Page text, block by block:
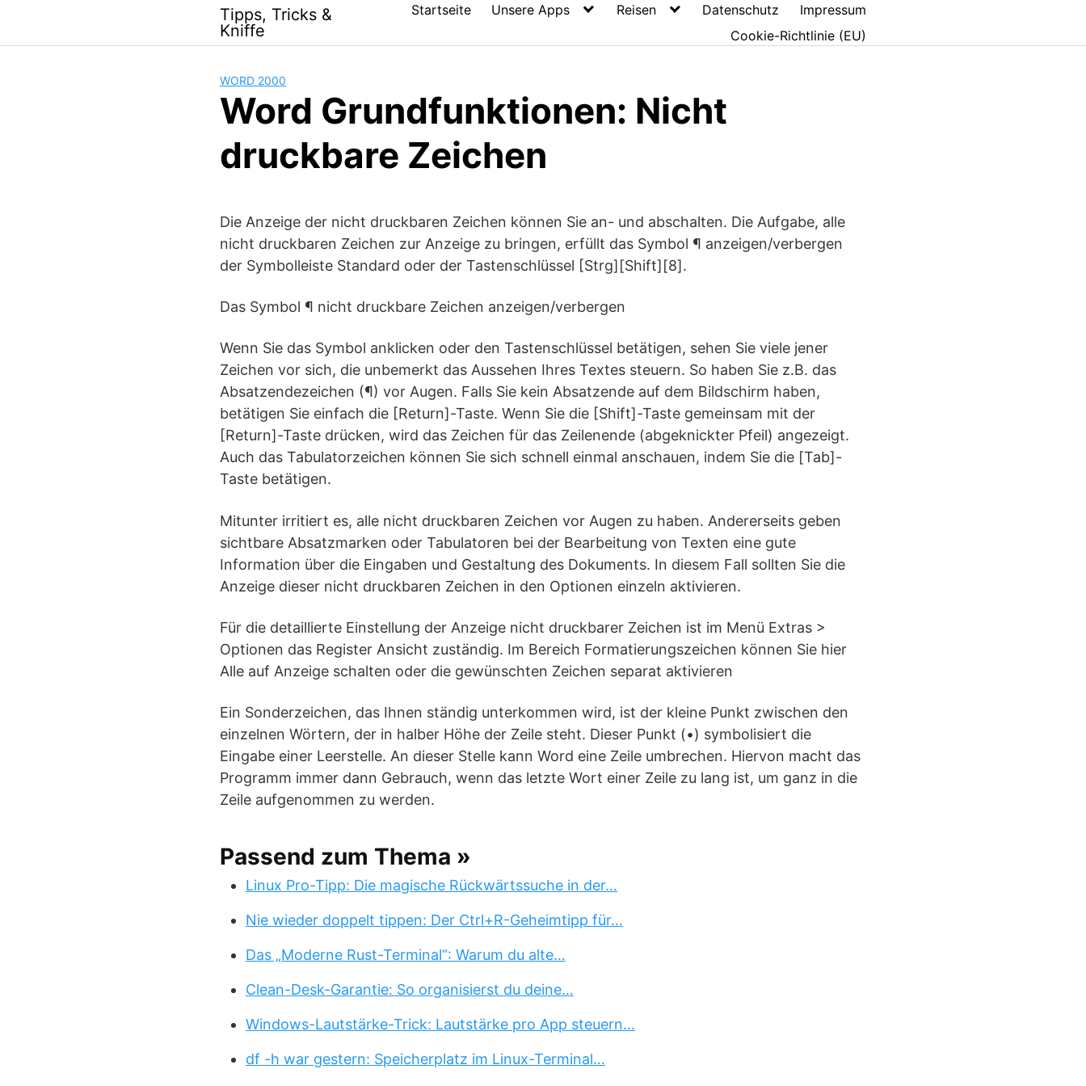
content
Tipps, Tricks &
Kniffe
Startseite Unsere Apps Reisen Datenschutz
Impressum
Cookie-Richtlinie (EU)
WORD 2000
Word Grundfunktionen: Nicht
druckbare Zeichen
Die Anzeige der nicht druckbaren Zeichen können Sie an- und abschalten. Die Aufgabe, alle
nicht druckbaren Zeichen zur Anzeige zu bringen, erfüllt das Symbol ¶ anzeigen/verbergen
der Symbolleiste Standard oder der Tastenschlüssel [Strg][Shift][8].
Das Symbol ¶ nicht druckbare Zeichen anzeigen/verbergen
Wenn Sie das Symbol anklicken oder den Tastenschlüssel betätigen, sehen Sie viele jener
Zeichen vor sich, die unbemerkt das Aussehen Ihres Textes steuern. So haben Sie z.B. das
Absatzendezeichen (¶) vor Augen. Falls Sie kein Absatzende auf dem Bildschirm haben,
betätigen Sie einfach die [Return]-Taste. Wenn Sie die [Shift]-Taste gemeinsam mit der
[Return]-Taste drücken, wird das Zeichen für das Zeilenende (abgeknickter Pfeil) angezeigt.
Auch das Tabulatorzeichen können Sie sich schnell einmal anschauen, indem Sie die [Tab]-
Taste betätigen.
Mitunter irritiert es, alle nicht druckbaren Zeichen vor Augen zu haben. Andererseits geben
sichtbare Absatzmarken oder Tabulatoren bei der Bearbeitung von Texten eine gute
Information über die Eingaben und Gestaltung des Dokuments. In diesem Fall sollten Sie die
Anzeige dieser nicht druckbaren Zeichen in den Optionen einzeln aktivieren.
Für die detaillierte Einstellung der Anzeige nicht druckbarer Zeichen ist im Menü Extras >
Optionen das Register Ansicht zuständig. Im Bereich Formatierungszeichen können Sie hier
Alle auf Anzeige schalten oder die gewünschten Zeichen separat aktivieren
Ein Sonderzeichen, das Ihnen ständig unterkommen wird, ist der kleine Punkt zwischen den
einzelnen Wörtern, der in halber Höhe der Zeile steht. Dieser Punkt (•) symbolisiert die
Eingabe einer Leerstelle. An dieser Stelle kann Word eine Zeile umbrechen. Hiervon macht das
Programm immer dann Gebrauch, wenn das letzte Wort einer Zeile zu lang ist, um ganz in die
Zeile aufgenommen zu werden.
Passend zum Thema »
Linux Pro-Tipp: Die magische Rückwärtssuche in der…
Nie wieder doppelt tippen: Der Ctrl+R-Geheimtipp für…
Das „Moderne Rust-Terminal“: Warum du alte…
Clean-Desk-Garantie: So organisierst du deine…
Windows-Lautstärke-Trick: Lautstärke pro App steuern…
df -h war gestern: Speicherplatz im Linux-Terminal…